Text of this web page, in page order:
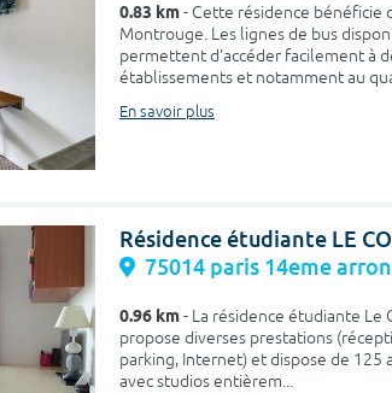
0.83 km- Cette résidence bénéficie
Montrouge. Les lignes de bus
permettent d'accéder facilement à
établissements et notamment au
En savoir plus
Résidence étudiante LE
75014 paris 14eme
0.96 km- La résidence étudiante Le
propose diverses prestations
parking, Internet) et dispose de 125
avec studios entièrem...